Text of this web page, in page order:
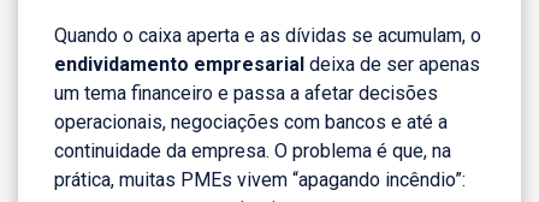
Quando o caixa aperta e as dívidas se acumulam, o
endividamento empresarial deixa de ser apenas
um tema financeiro e passa a afetar decisões
operacionais, negociações com bancos e até a
continuidade da empresa. O problema é que, na
prática, muitas PMEs vivem “apagando incêndio”: